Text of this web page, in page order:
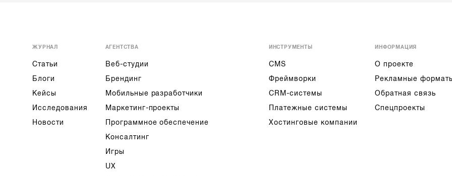
ЖУРНАЛ
Статьи
Блоги
Кейсы
Исследования
Новости
АГЕНТСТВА
Веб-студии
Брендинг
Мобильные разработчики
Маркетинг-проекты
Программное обеспечение
Консалтинг
Игры
UX
ИНСТРУМЕНТЫ
CMS
Фреймворки
CRM-системы
Платежные системы
Хостинговые компании
ИНФОРМАЦИЯ
О проекте
Рекламные
Обратная связь
Спецпроекты